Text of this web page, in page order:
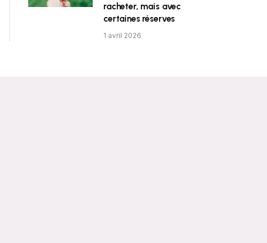
racheter, mais avec
certaines réserves
1 avril 2026